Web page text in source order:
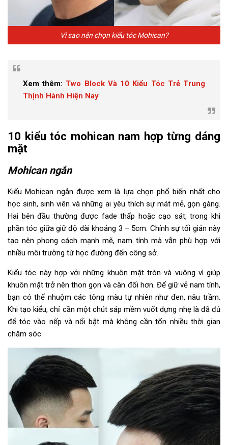
Vì sao nên chọn kiểu tóc Mohican?
Xem thêm: Two Block Và 10 Kiểu Tóc Trẻ Trung
Thịnh Hành Hiện Nay
10 kiểu tóc mohican nam hợp từng dáng
mặt
Mohican ngắn
Kiểu Mohican ngắn được xem là lựa chọn phổ biến nhất cho
học sinh, sinh viên và những ai yêu thích sự mát mẻ, gọn gàng.
Hai bên đầu thường được fade thấp hoặc cạo sát, trong khi
phần tóc giữa giữ độ dài khoảng 3 – 5cm. Chính sự tối giản này
tạo nên phong cách mạnh mẽ, nam tính mà vẫn phù hợp với
nhiều môi trường từ học đường đến công sở.
Kiểu tóc này hợp với những khuôn mặt tròn và vuông vì giúp
khuôn mặt trở nên thon gọn và cân đối hơn. Để giữ vẻ nam tính,
bạn có thể nhuộm các tông màu tự nhiên như đen, nâu trầm.
Khi tạo kiểu, chỉ cần một chút sáp mềm vuốt dựng nhẹ là đã đủ
để tóc vào nếp và nổi bật mà không cần tốn nhiều thời gian
chăm sóc.